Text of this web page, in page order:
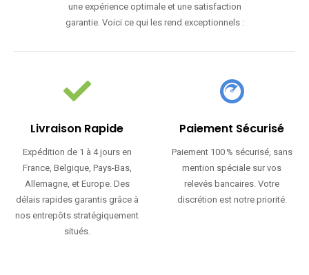
une expérience optimale et une satisfaction
garantie. Voici ce qui les rend exceptionnels :
Livraison Rapide
Expédition de 1 à 4 jours en
France, Belgique, Pays-Bas,
Allemagne, et Europe. Des
délais rapides garantis grâce à
nos entrepôts stratégiquement
situés.
Paiement Sécurisé
Paiement 100 % sécurisé, sans
mention spéciale sur vos
relevés bancaires. Votre
discrétion est notre priorité.